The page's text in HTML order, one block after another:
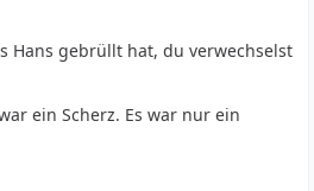
Hans gebrüllt hat, du verwechselst
ein Scherz. Es war nur ein